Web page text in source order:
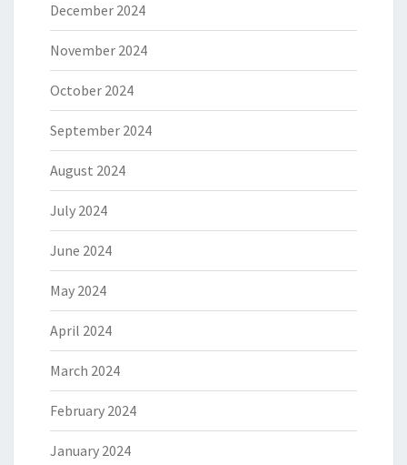
December 2024
November 2024
October 2024
September 2024
August 2024
July 2024
June 2024
May 2024
April 2024
March 2024
February 2024
January 2024